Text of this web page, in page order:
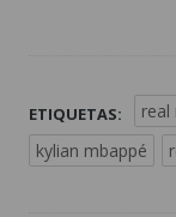
ETIQUETAS: real
kylian mbappé